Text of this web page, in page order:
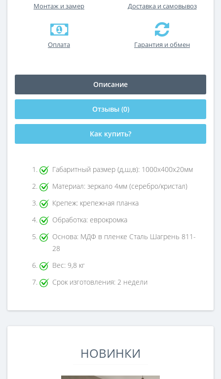
Монтаж и замер Доставка и самовывоз
Оплата Гарантия и обмен
Описание
Отзывы (0)
Как купить?
Габаритный размер (д,ш,в): 1000х400х20мм
Материал: зеркало 4мм (серебро/кристал)
Крепеж: крепежная планка
Обработка: еврокромка
Основа: МДФ в пленке Сталь Шагрень 811-
28
Вес: 9,8 кг
Срок изготовления: 2 недели
НОВИНКИ